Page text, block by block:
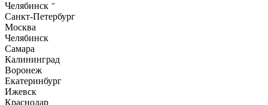
Челябинск
Санкт-Петербург
Москва
Челябинск
Самара
Калининград
Воронеж
Екатеринбург
Ижевск
Краснодар